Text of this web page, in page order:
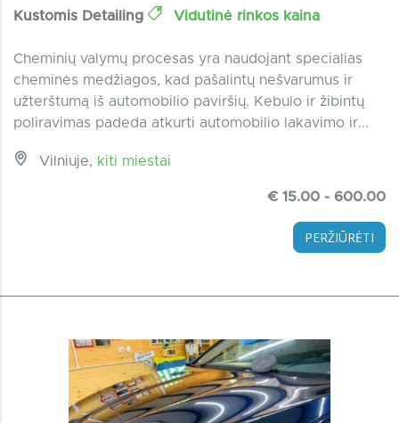
Kustomis Detailing Vidutinė rinkos kaina
Cheminių valymų procesas yra naudojant specialias
cheminės medžiagos, kad pašalintų nešvarumus ir
užterštumą iš automobilio paviršių. Kebulo ir žibintų
poliravimas padeda atkurti automobilio lakavimo ir...
Vilniuje, kiti miestai
€ 15.00 - 600.00
PERŽIŪRĖTI